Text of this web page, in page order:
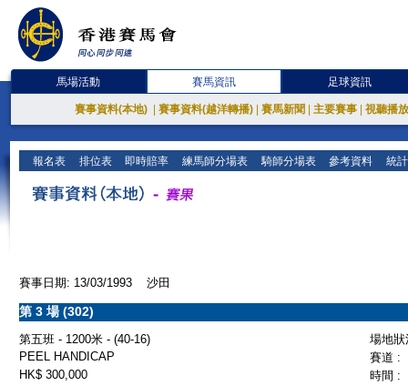
馬場活動 賽馬資訊 足球資訊
賽事資料(本地) 賽事資料(越洋轉播) 賽馬新聞 主要賽事 視聽播
報名表 排位表 即時賠率 練馬師分場表 騎師分場表 參考資料 統
賽事日期: 13/03/1993 沙田
第 3 場 (302)
第五班 - 1200米 - (40-16)
場地
PEEL HANDICAP
賽道 :
HK$ 300,000
時間 :